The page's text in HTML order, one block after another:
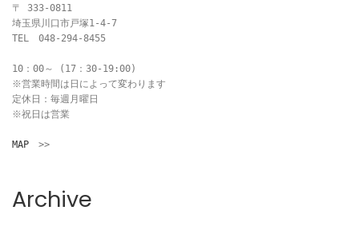
〒 333-0811
埼玉県川口市戸塚1-4-7
TEL　048-294-8455
10：00～ (17：30-19:00)
※営業時間は日によって変わります
定休日：毎週月曜日
※祝日は営業
MAP >>
Archive